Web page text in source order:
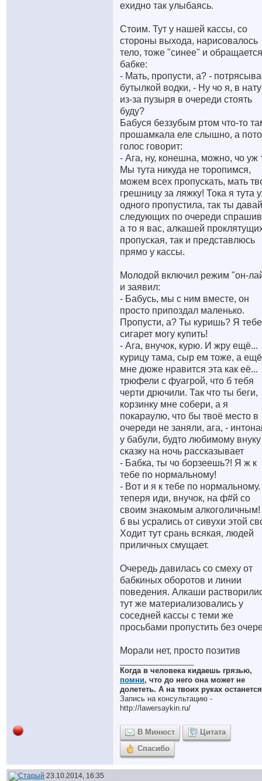
ехидно так улыбаясь.
Стоим. Тут у нашей кассы, со
стороны выхода, нарисовалось
тело, тоже "синее" и
бабке:
- Мать, пропусти, а? -
бутылкой водки, - Ну чо я, в
из-за пузыря в очереди стоять
буду?
Бабуся беззубым ртом что-то
прошамкала еле слышно, а
голос говорит:
- Ага, ну, конешна, можно, чо уж
Мы тута никуда не торопимся,
можем всех пропускать, мать
грешницу за ляжку! Тока я тута
одного пропустила, так ты давай
следующих по очереди
а то я вас, алкашей
пропуская, так и представлюсь
прямо у кассы.
Молодой включил режим "он-
и заявил:
- Бабусь, мы с ним вместе, он
просто припоздал маленько.
Пропусти, а? Ты куришь? Я тебе
сигарет могу купить!
- Ага, внучок, курю. И жру ещё...
курицу тама, сыр ем тоже, а ещё
мне дюже нравится эта как её...
трюфели с фуагрой, что б тебя
черти дрючили. Так что ты беги,
корзинку мне собери, а я
покараулю, что бы твоё место в
очереди не заняли, ага, -
у бабули, будто любимому внуку
сказку на ночь рассказывает
- Бабка, ты чо борзеешь?! Я ж к
тебе по нормальному!
- Вот и я к тебе по
теперя иди, внучок, на ф#й со
своим знакомым алкоголичным!
б вы усрались от сивухи этой
Ходит тут срань всякая, людей
приличных смущает.
Очередь давилась со смеху от
бабкиных оборотов и линии
поведения. Алкаши
тут же материализовались у
соседней кассы с теми же
просьбами пропустить без
Морали нет, просто позитив
Когда в человека кидаешь грязью,
помни, что до него она может не
долететь. А на твоих руках
Запись на консультацию -
http://lawersaykin.ru/
В Минюст
Цитата
Спасибо
23.10.2014, 16:35